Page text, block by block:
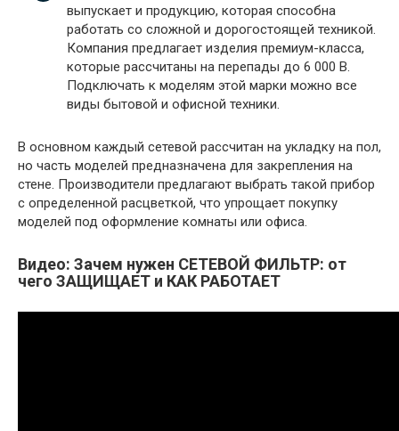
выпускает и продукцию, которая способна
работать со сложной и дорогостоящей техникой.
Компания предлагает изделия премиум-класса,
которые рассчитаны на перепады до 6 000 В.
Подключать к моделям этой марки можно все
виды бытовой и офисной техники.
В основном каждый сетевой рассчитан на укладку на пол,
но часть моделей предназначена для закрепления на
стене. Производители предлагают выбрать такой прибор
с определенной расцветкой, что упрощает покупку
моделей под оформление комнаты или офиса.
Видео: Зачем нужен СЕТЕВОЙ ФИЛЬТР: от
чего ЗАЩИЩАЕТ и КАК РАБОТАЕТ